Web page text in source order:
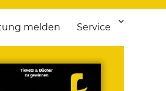
melden Service